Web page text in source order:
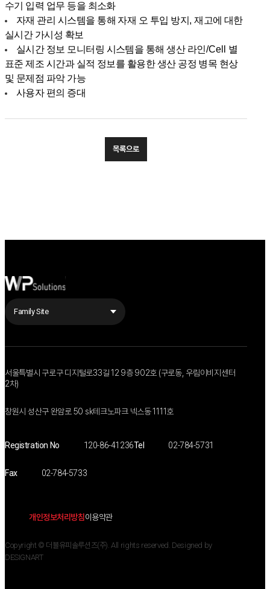
수기 입력 업무 등을 최소화
자재 관리 시스템을 통해 자재 오 투입 방지 ,재고에 대한
실시간 가시성 확보
실시간 정보 모니터링 시스템을 통해 생산 라인/Cell 별
표준 제조 시간과 실적 정보를 활용한 생산 공정 병목 현상
및 문제점 파악 가능
사용자 편의 증대
목록으로
Family Site
서울특별시 구로구 디지털로33길 12 9층 902호 (구로동, 우림이비지센터
2차)
창원시 성산구 완암로 50 sk테크노파크 넥스동 1111호
Registration No 120-86-41236Tel 02-784-5731
Fax 02-784-5733
Copyright © 더블유피솔루션즈(주). All rights reserved. Designed by
DESIGNART
개인정보처리방침이용약관